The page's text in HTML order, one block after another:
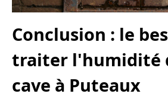
Conclusion : le
traiter l'humidité
cave à Puteaux